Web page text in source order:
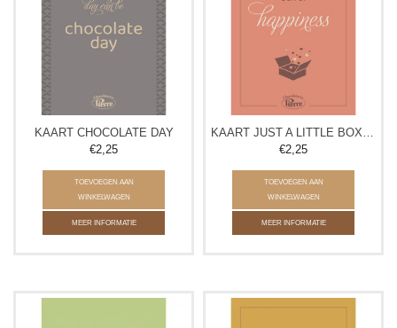
KAART CHOCOLATE DAY
€2,25
TOEVOEGEN AAN
WINKELWAGEN
MEER INFORMATIE
€2,25
TOEVOEGEN AAN
WINKELWAGEN
MEER INFORMATIE